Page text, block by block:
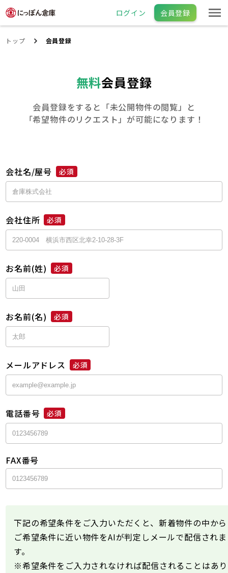
ログイン 会員登録
トップ 会員登録
無料会員登録
会員登録をすると「未公開物件の閲覧」と
「希望物件のリクエスト」が可能になります！
会社名/屋号 必須
会社住所 必須
お名前(姓) 必須
お名前(名) 必須
メールアドレス 必須
電話番号 必須
FAX番号
下記の希望条件をご入力いただくと、新着物件の中から
ご希望条件に近い物件をAIが判定しメールで配信されま
す。
※希望条件をご入力されなければ配信されることはあり